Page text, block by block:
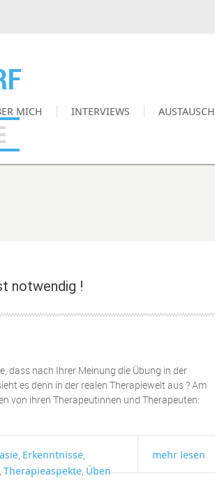
MICH INTERVIEWS AUSTAUSCH
notwendig !
dass nach Ihrer Meinung die Übung in der
es denn in der realen Therapiewelt aus ? Am
von ihren Therapeutinnen und Therapeuten:
mehr lesen
, Erkenntnisse,
,Therapieaspekte,Üben